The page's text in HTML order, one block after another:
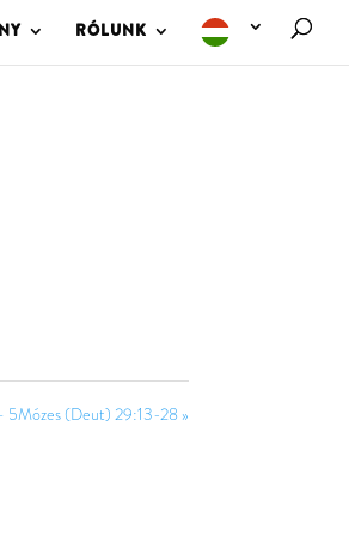
RÓLUNK
5Mózes (Deut) 29:13-28 »